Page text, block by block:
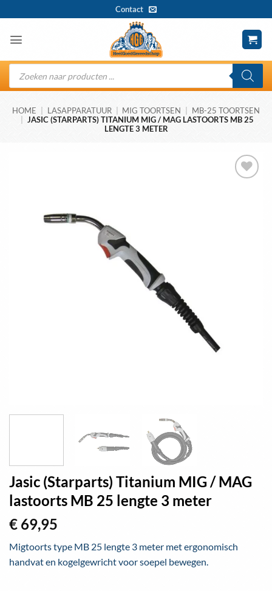
naar
inhoud
Contact
Producten
zoeken
HOME LASAPPARATUUR MIG TOORTSEN
MB-25 TOORTSEN
JASIC (STARPARTS) TITANIUM MIG / MAG LASTOORTS MB 25
LENGTE 3 METER
Jasic (Starparts) Titanium MIG / MAG
lastoorts MB 25 lengte 3 meter
€ 69,95
Migtoorts type MB 25 lengte 3 meter met ergonomisch
handvat en kogelgewricht voor soepel bewegen.